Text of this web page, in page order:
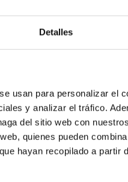
Detalles
usan para personalizar el
y analizar el tráfico.
del sitio web con
quienes pueden
hayan recopilado a partir
DE QUINTA GAMA